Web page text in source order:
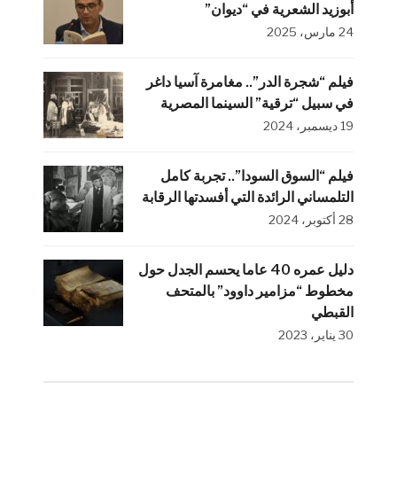
أبوزيد الشعرية في “ديوان”
24 مارس، 2025
فيلم “شجرة الدر”.. مغامرة آسيا داغر
في سبيل “ترقية” السينما المصرية
19 ديسمبر، 2024
فيلم “السوق السودا”.. تجربة كامل
التلمساني الرائدة التي أفسدتها الرقابة
28 أكتوبر، 2024
دليل عمره 40 عاما يحسم الجدل حول
مخطوط “مزامير داوود” بالمتحف
القبطي
30 يناير، 2023